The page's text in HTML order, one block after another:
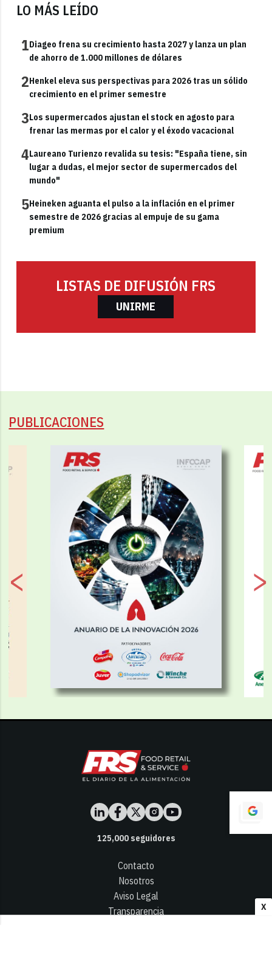
X
LO MÁS LEÍDO
1Diageo frena su crecimiento hasta 2027 y lanza un plan
de ahorro de 1.000 millones de dólares
2Henkel eleva sus perspectivas para 2026 tras un sólido
crecimiento en el primer semestre
3Los supermercados ajustan el stock en agosto para
frenar las mermas por el calor y el éxodo vacacional
4Laureano Turienzo revalida su tesis: "España tiene, sin
lugar a dudas, el mejor sector de supermercados del
mundo"
5Heineken aguanta el pulso a la inflación en el primer
semestre de 2026 gracias al empuje de su gama
premium
LISTAS DE DIFUSIÓN FRS
UNIRME
PUBLICACIONES
125,000seguidores
Contacto
Nosotros
Aviso Legal
Transparencia